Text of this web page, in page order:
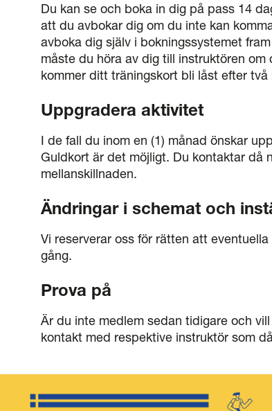
Du kan se och boka in dig på pass 14
att du avbokar dig om du inte kan
avboka dig själv i bokningssystemet
måste du höra av dig till instruktören
kommer ditt träningskort bli låst efter två
Uppgradera aktivitet
I de fall du inom en (1) månad önskar
Guldkort är det möjligt. Du kontaktar då
mellanskillnaden.
Ändringar i schemat och
Vi reserverar oss för rätten att
gång.
Prova på
Är du inte medlem sedan tidigare och
kontakt med respektive instruktör som